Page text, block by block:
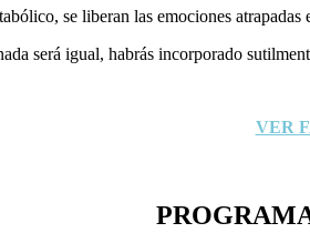
se liberan las emociones
será igual, habrás incorporado
VER